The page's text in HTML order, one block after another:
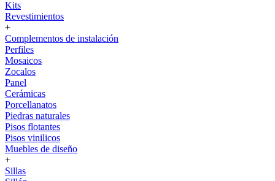
Kits
Revestimientos
+
Complementos de instalación
Perfiles
Mosaicos
Zocalos
Panel
Cerámicas
Porcellanatos
Piedras naturales
Pisos flotantes
Pisos vinilicos
Muebles de diseño
+
Sillas